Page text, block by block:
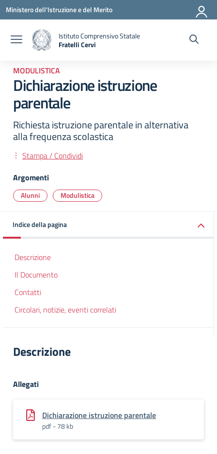
Vai ai contenuti
Vai al menu di navigazione
Vai al footer
Ministero dell'Istruzione e del Merito
Istituto Comprensivo Statale
Fratelli Cervi
MODULISTICA
Dichiarazione istruzione
parentale
Richiesta istruzione parentale in alternativa
alla frequenza scolastica
Stampa / Condividi
Argomenti
Alunni Modulistica
Indice della pagina
Descrizione
Il Documento
Contatti
Circolari, notizie, eventi correlati
Descrizione
Allegati
Dichiarazione istruzione parentale
pdf - 78 kb